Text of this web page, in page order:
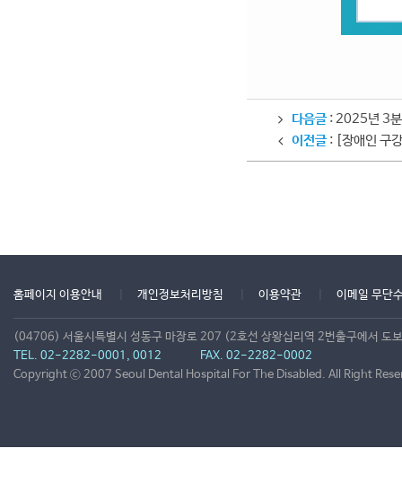
다음글: 2025년 3분
이전글: [장애인 구
홈페이지 이용안내 개인정보처리방침 이용약관 이메일 무단
(04706) 서울시특별시 성동구 마장로 207 (2호선 상왕십리역 2번출구에서 도
TEL. 02-2282-0001, 0012
FAX. 02-2282-0002
Copyright ⓒ 2007 Seoul Dental Hospital For The Disabled. All Right